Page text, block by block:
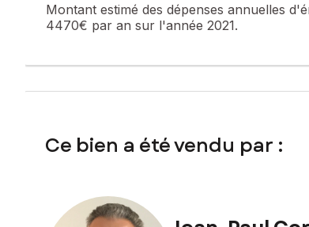
Montant estimé des dépenses annuelles
4470€ par an sur l'année 2021.
Ce bien a été vendu par :